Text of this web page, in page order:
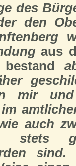
des
den
aus
bestand
mir
auch
stets